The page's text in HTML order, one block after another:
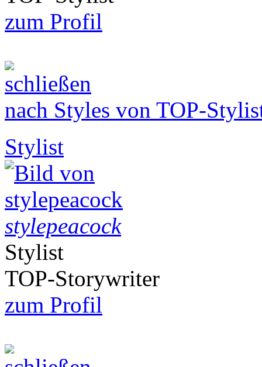
zum Profil
nach Styles von TOP-
Stylist
stylepeacock
Stylist
TOP-Storywriter
zum Profil